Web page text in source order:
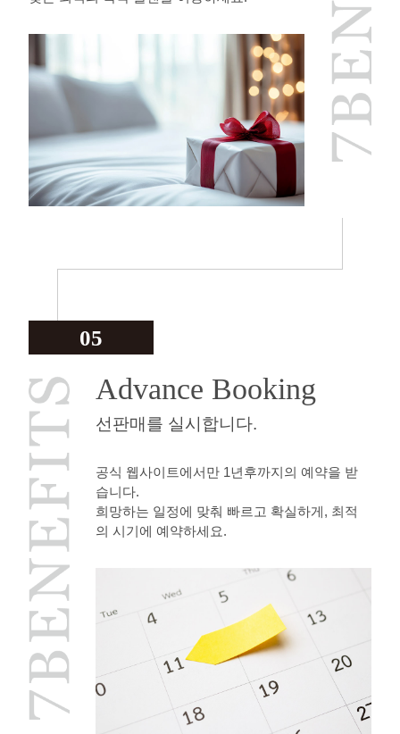
05
Advance Booking
선판매를 실시합니다.
공식 웹사이트에서만 1년후까지의 예약을 받
습니다.
희망하는 일정에 맞춰 빠르고 확실하게, 최적
의 시기에 예약하세요.